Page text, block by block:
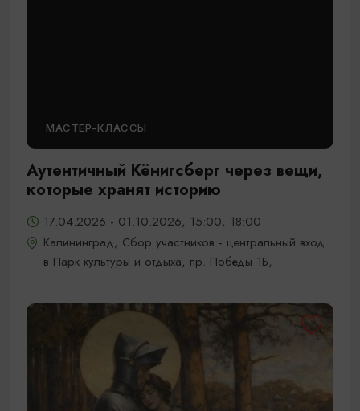
МАСТЕР-КЛАССЫ
Аутентичный Кёнигсберг через вещи,
которые хранят историю
17.04.2026 - 01.10.2026, 15:00, 18:00
Калининград, Сбор участников - центральный вход
в Парк культуры и отдыха, пр. Победы 1Б,